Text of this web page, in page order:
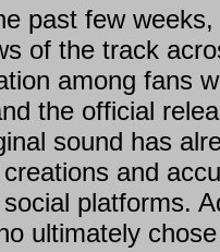
past few
of the track
among fans
the official
sound has
and
platforms.
ultimately